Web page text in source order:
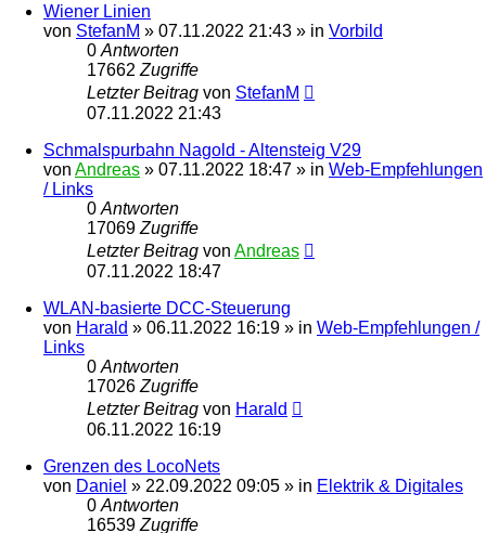
Wiener Linien
von StefanM » 07.11.2022 21:43 » in Vorbild
0 Antworten
17662 Zugriffe
Letzter Beitrag von StefanM
07.11.2022 21:43
Schmalspurbahn Nagold - Altensteig V29
von Andreas » 07.11.2022 18:47 » in Web-Empfehlungen
/ Links
0 Antworten
17069 Zugriffe
Letzter Beitrag von Andreas
07.11.2022 18:47
WLAN-basierte DCC-Steuerung
von Harald » 06.11.2022 16:19 » in Web-Empfehlungen /
Links
0 Antworten
17026 Zugriffe
Letzter Beitrag von Harald
06.11.2022 16:19
Grenzen des LocoNets
von Daniel » 22.09.2022 09:05 » in Elektrik & Digitales
0 Antworten
16539 Zugriffe